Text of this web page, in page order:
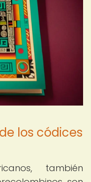
los códices
también